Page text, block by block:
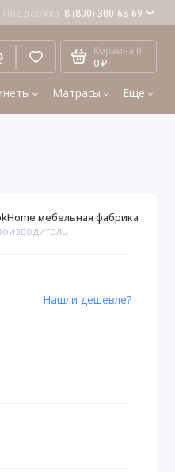
Поддержка 8 (800) 300-68-69
Корзина 0
0 ₽
Матрасы Еще
мебельная фабрика
Нашли дешевле?